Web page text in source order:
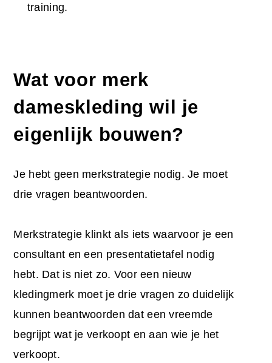
training.
Wat voor merk
dameskleding wil je
eigenlijk bouwen?
Je hebt geen merkstrategie nodig. Je moet
drie vragen beantwoorden.
Merkstrategie klinkt als iets waarvoor je een
consultant en een presentatietafel nodig
hebt. Dat is niet zo. Voor een nieuw
kledingmerk moet je drie vragen zo duidelijk
kunnen beantwoorden dat een vreemde
begrijpt wat je verkoopt en aan wie je het
verkoopt.